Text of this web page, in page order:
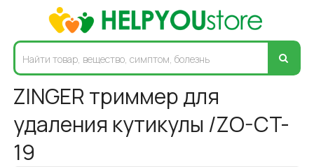
ZINGER триммер для
удаления кутикулы /ZO-CT-
19